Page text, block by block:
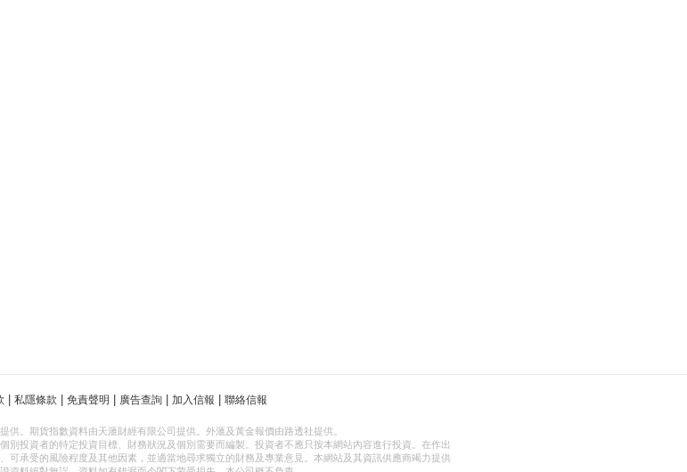
私隱條款 免責聲明 廣告查詢 加入信報 聯絡信報
供。期貨指數資料由天滙財經有限公司提供。外滙及黃金報價由路透社提供。
別投資者的特定投資目標、財務狀況及個別需要而編製。投資者不應只按本網站內容進行投資。在作出
可承受的風險程度及其他因素，並適當地尋求獨立的財務及專業意見。本網站及其資訊供應商竭力提供